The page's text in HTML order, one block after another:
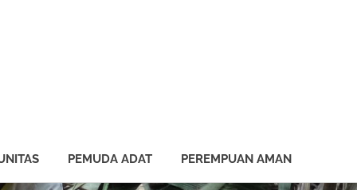
PEMUDA ADAT PEREMPUAN AMAN